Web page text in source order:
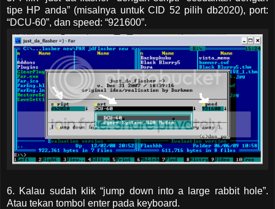
tipe HP anda” (misalnya untuk CID 52 pilih db2020), port:
“DCU-60”, dan speed: “921600”.
6. Kalau sudah klik “jump down into a large rabbit hole”.
Atau tekan tombol enter pada keyboard.